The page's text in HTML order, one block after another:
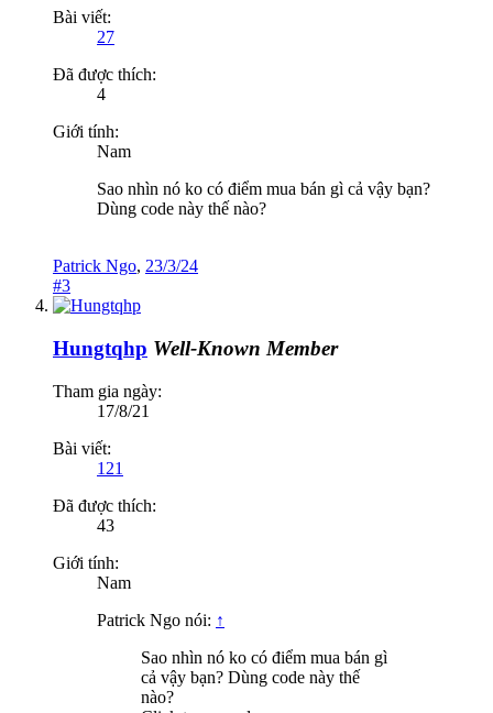
Bài viết:
27
Đã được thích:
4
Giới tính:
Nam
Sao nhìn nó ko có điểm mua bán gì cả vậy bạn?
Dùng code này thế nào?
Patrick Ngo, 23/3/24
#3
Hungtqhp Well-Known Member
Tham gia ngày:
17/8/21
Bài viết:
121
Đã được thích:
43
Giới tính:
Nam
Patrick Ngo nói: ↑
Sao nhìn nó ko có điểm mua bán gì
cả vậy bạn? Dùng code này thế
nào?